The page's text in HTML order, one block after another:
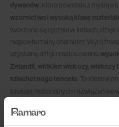
dywanów , która powstała z myślą o
wzornictwo i wysoką klasę
tworzone są ręcznie w Indiach,
niepowtarzalny charakter.
uzyskaną dzięki zastosowaniu
Zelandii, włókien wiskozy, wiskozy
szlachetnego tencelu . To idealna
szukają niebanalnych rozwiązań we
nowoczesnych, minimalistycznych
skandynawskich przestrzeni.